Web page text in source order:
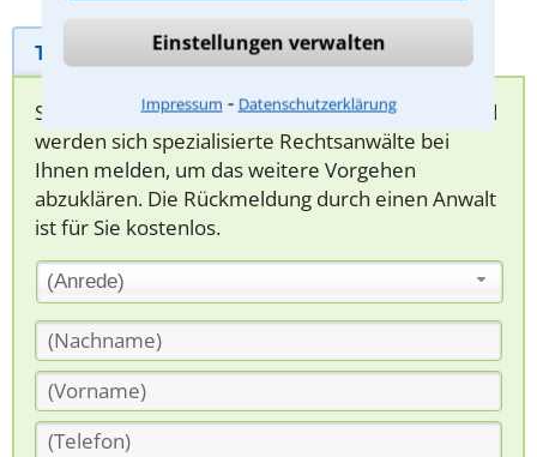
Einstellungen verwalten
Impressum ⁃ Datenschutzerklärung
Telefonhilfe Beratungsanfrage
Sie können hier Ihren Fall schildern. Anschließend
werden sich spezialisierte Rechtsanwälte bei
Ihnen melden, um das weitere Vorgehen
abzuklären. Die Rückmeldung durch einen Anwalt
ist für Sie kostenlos.
(Anrede)